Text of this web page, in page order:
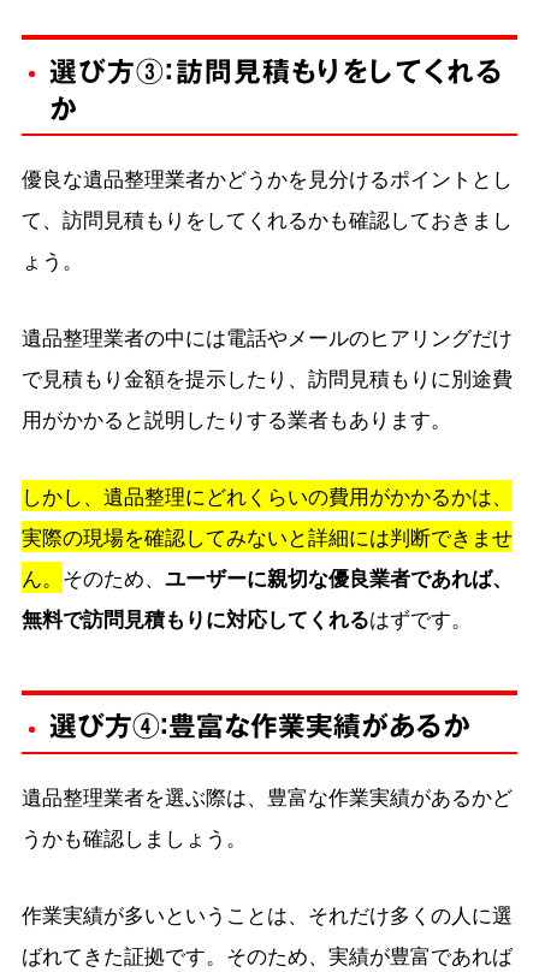
選び方③：訪問見積もりをしてくれる
か
優良な遺品整理業者かどうかを見分けるポイントとし
て、訪問見積もりをしてくれるかも確認しておきまし
ょう。
遺品整理業者の中には電話やメールのヒアリングだけ
で見積もり金額を提示したり、訪問見積もりに別途費
用がかかると説明したりする業者もあります。
しかし、遺品整理にどれくらいの費用がかかるかは、
実際の現場を確認してみないと詳細には判断できませ
ん。 そのため、 ユーザーに親切な優良業者であれば、
無料で訪問見積もりに対応してくれるはずです。
選び方④：豊富な作業実績があるか
遺品整理業者を選ぶ際は、豊富な作業実績があるかど
うかも確認しましょう。
作業実績が多いということは、それだけ多くの人に選
ばれてきた証拠です。そのため、実績が豊富であれば